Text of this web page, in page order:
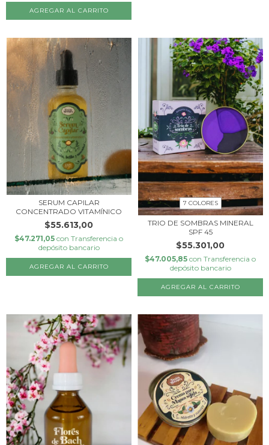
SERUM CAPILAR
CONCENTRADO VITAMÍNICO
$55.613,00
$47.271,05 con Transferencia o
depósito bancario
7 COLORES
TRIO DE SOMBRAS MINERAL
SPF 45
$55.301,00
$47.005,85 con Transferencia o
depósito bancario
AGREGAR AL CARRITO